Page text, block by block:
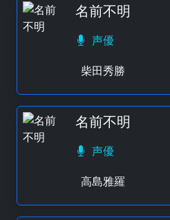
名前不明
声優
柴田秀勝
名前不明
声優
高島雅羅